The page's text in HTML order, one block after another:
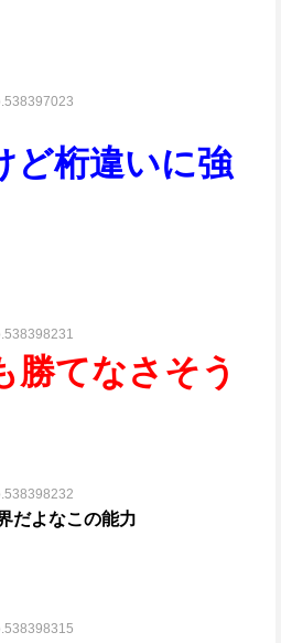
ど桁違いに強
勝てなさそう
だよなこの能力